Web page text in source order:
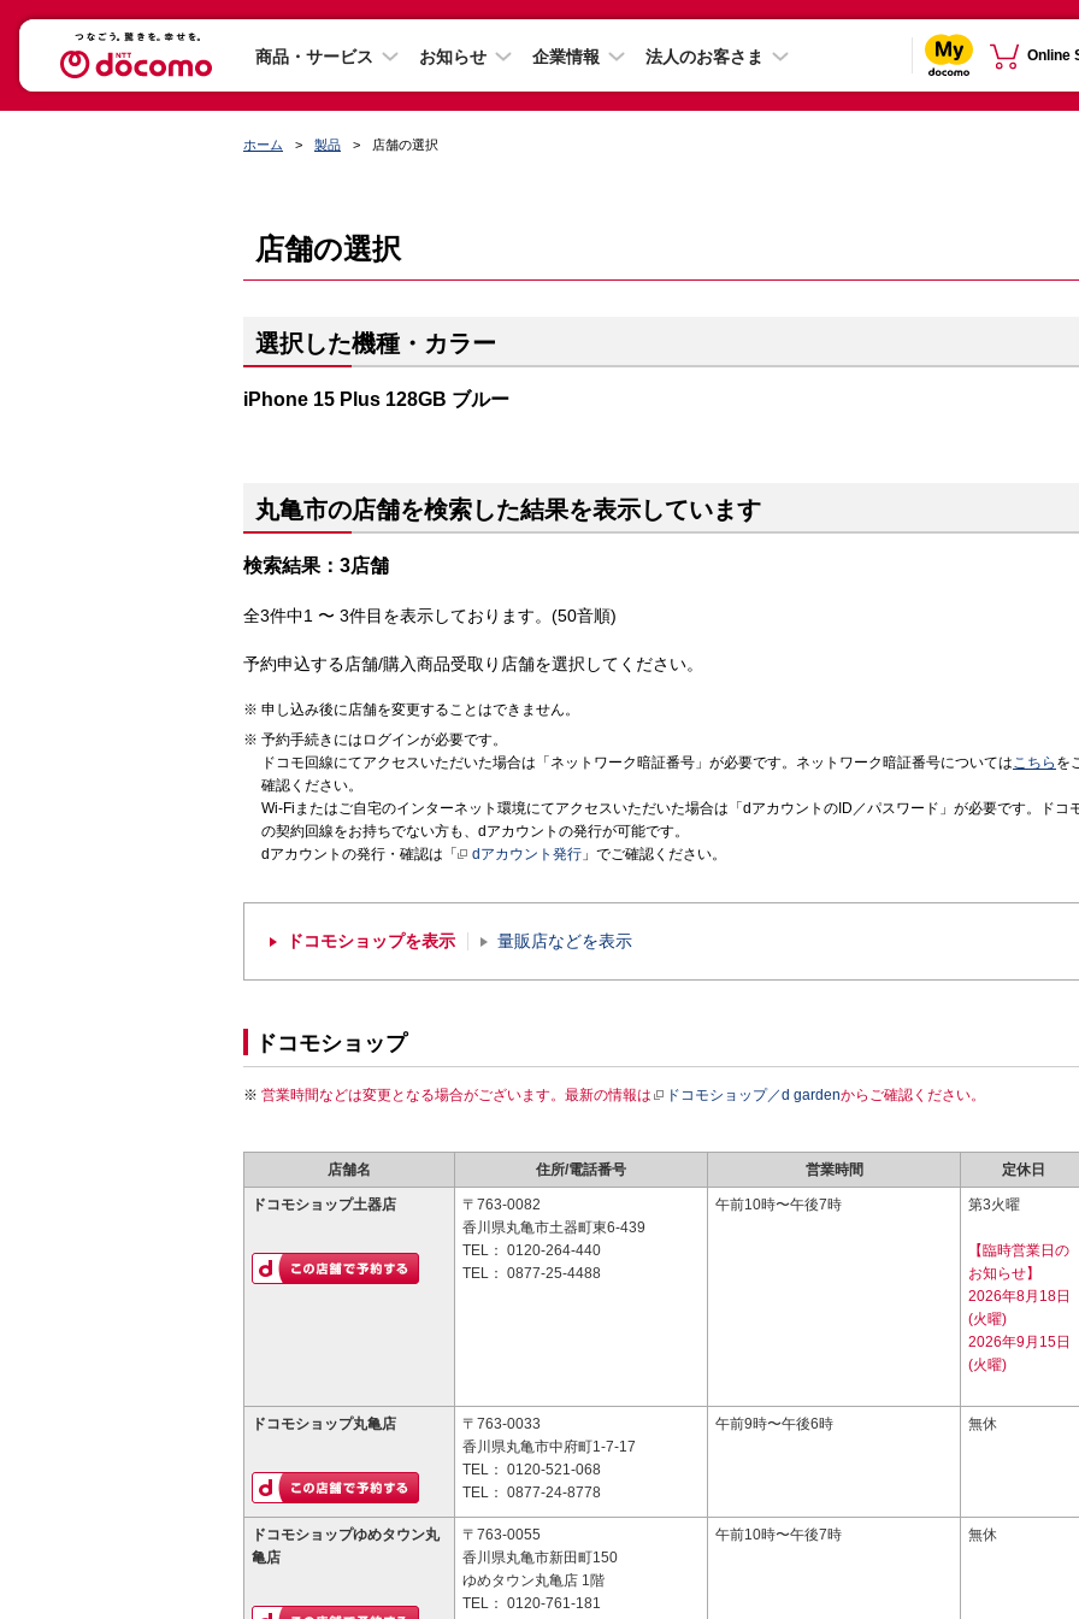
商品・サービス お知らせ 企業情報 法人のお客さま Online
ホーム 製品 店舗の選択
店舗の選択
選択した機種・カラー
iPhone 15 Plus 128GB ブルー
丸亀市の店舗を検索した結果を表示しています
検索結果：3店舗
全3件中1 〜 3件目を表示しております。(50音順)
予約申込する店舗/購入商品受取り店舗を選択してください。
申し込み後に店舗を変更することはできません。
予約手続きにはログインが必要です。
ドコモ回線にてアクセスいただいた場合は「ネットワーク暗証番号」が必要です。ネットワーク暗証番号についてはこちら を
確認ください。
Wi-Fiまたはご自宅のインターネット環境にてアクセスいただいた場合は「dアカウントのID／パスワード」が必要です。ドコ
の契約回線をお持ちでない方も、dアカウントの発行が可能です。
dアカウントの発行・確認は「
dアカウント発行 」でご確認ください。
ドコモショップを表示 量販店などを表示
ドコモショップ
営業時間などは変更となる場合がございます。最新の情報は ドコモショップ／d gardenからご確認ください。
店舗名 住所/電話番号 営業時間 定休日
ドコモショップ土器店
〒763-0082
香川県丸亀市土器町東6-439
TEL： 0120-264-440
TEL： 0877-25-4488
午前10時〜午後7時 第3火曜
【臨時営業日の
お知らせ】
2026年8月18日
(火曜)
2026年9月15日
(火曜)
ドコモショップ丸亀店
〒763-0033
香川県丸亀市中府町1-7-17
TEL： 0120-521-068
TEL： 0877-24-8778
午前9時〜午後6時 無休
ドコモショップゆめタウン丸
亀店
〒763-0055
香川県丸亀市新田町150
ゆめタウン丸亀店 1階
TEL： 0120-761-181
午前10時〜午後7時 無休